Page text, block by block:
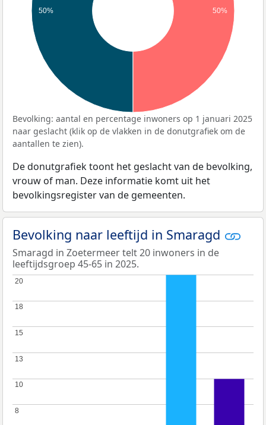
50% 50%
Bevolking: aantal en percentage inwoners op 1 januari 2025
naar geslacht (klik op de vlakken in de donutgrafiek om de
aantallen te zien).
De donutgrafiek toont het geslacht van de bevolking,
vrouw of man. Deze informatie komt uit het
bevolkingsregister van de gemeenten.
Bevolking naar leeftijd in Smaragd
Smaragd in Zoetermeer telt 20 inwoners in de
leeftijdsgroep 45-65 in 2025.
8
8
10
10
13
13
15
15
18
18
20
20